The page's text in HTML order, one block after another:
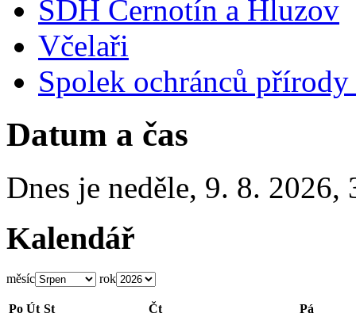
SDH Černotín a Hluzov
Včelaři
Spolek ochránců
Datum a čas
Dnes je neděle, 9. 8. 2026,
Kalendář
měsíc rok
Po Út St Čt Pá